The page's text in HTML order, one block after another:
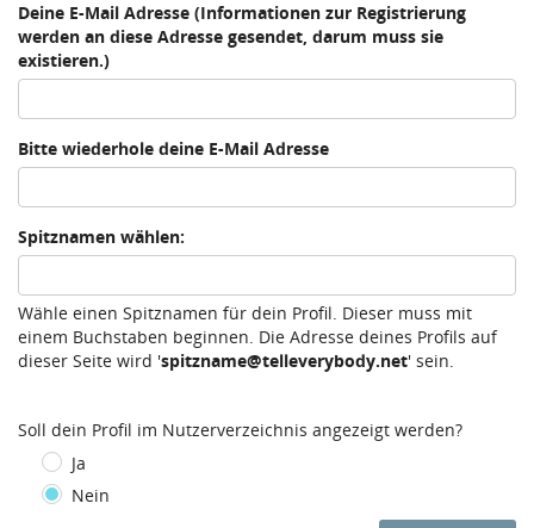
Deine E-Mail Adresse (Informationen zur Registrierung
werden an diese Adresse gesendet, darum muss sie
existieren.)
Bitte wiederhole deine E-Mail Adresse
Spitznamen wählen:
Wähle einen Spitznamen für dein Profil. Dieser muss mit
einem Buchstaben beginnen. Die Adresse deines Profils auf
dieser Seite wird 'spitzname@telleverybody.net' sein.
Soll dein Profil im Nutzerverzeichnis angezeigt werden?
Ja
Nein